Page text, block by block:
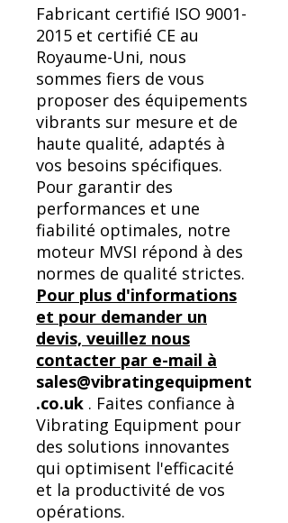
Fabricant certifié ISO 9001-
2015 et certifié CE au
Royaume-Uni, nous
sommes fiers de vous
proposer des équipements
vibrants sur mesure et de
haute qualité, adaptés à
vos besoins spécifiques.
Pour garantir des
performances et une
fiabilité optimales, notre
moteur MVSI répond à des
normes de qualité strictes.
Pour plus d'informations
et pour demander un
devis, veuillez nous
contacter par e-mail à
sales@vibratingequipment
.co.uk . Faites confiance à
Vibrating Equipment pour
des solutions innovantes
qui optimisent l'efficacité
et la productivité de vos
opérations.